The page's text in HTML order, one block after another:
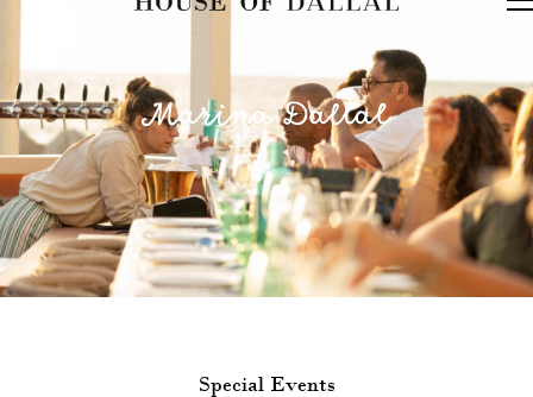
דלג לסרגל הניווט
דלג לתוכן
Special Events